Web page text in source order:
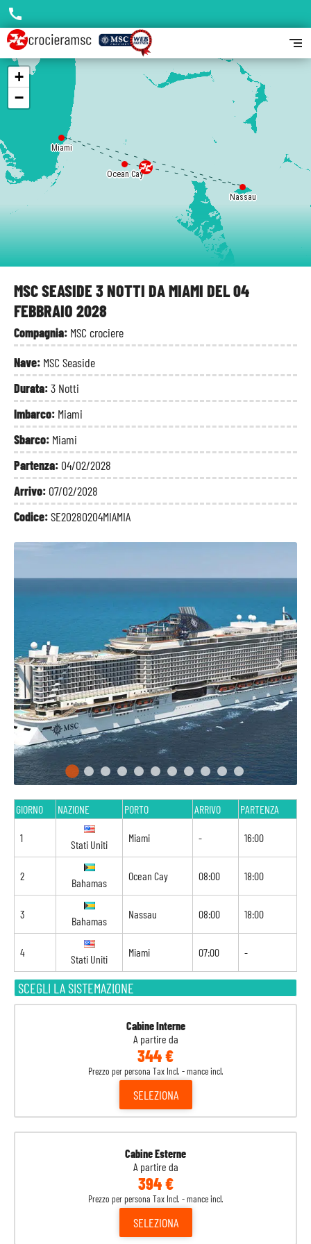
MSC SEASIDE 3 NOTTI DA MIAMI DEL 04
FEBBRAIO 2028
Compagnia: MSC crociere
Nave: MSC Seaside
Durata:3 Notti
Imbarco: Miami
Sbarco: Miami
Partenza: 04/02/2028
Arrivo: 07/02/2028
Codice:SE20280204MIAMIA
SCEGLI LA SISTEMAZIONE
Cabine Interne
A partire da
344 €
Prezzo per persona Tax Incl. - mance incl.
SELEZIONA
Cabine Esterne
A partire da
394 €
Prezzo per persona Tax Incl. - mance incl.
SELEZIONA
GIORNO NAZIONE PORTO ARRIVO PARTENZA
1
Stati Uniti
Miami - 16:00
2
Bahamas
Ocean Cay 08:00 18:00
3
Bahamas
Nassau 08:00 18:00
4
Stati Uniti
Miami 07:00 -
Miami
Ocean Cay
Nassau
+
−
call
segment